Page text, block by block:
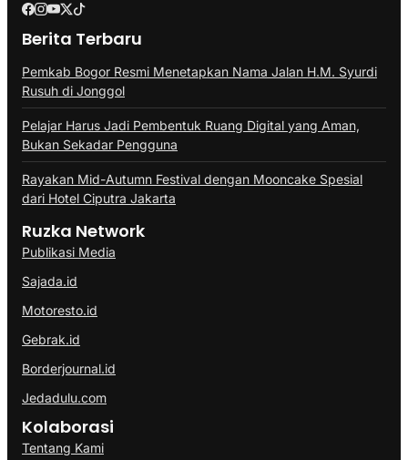
Berita Terbaru
Pemkab Bogor Resmi Menetapkan Nama Jalan H.M. Syurdi
Rusuh di Jonggol
Pelajar Harus Jadi Pembentuk Ruang Digital yang Aman,
Bukan Sekadar Pengguna
Rayakan Mid-Autumn Festival dengan Mooncake Spesial
dari Hotel Ciputra Jakarta
Ruzka Network
Publikasi Media
Sajada.id
Motoresto.id
Gebrak.id
Borderjournal.id
Jedadulu.com
Kolaborasi
Tentang Kami